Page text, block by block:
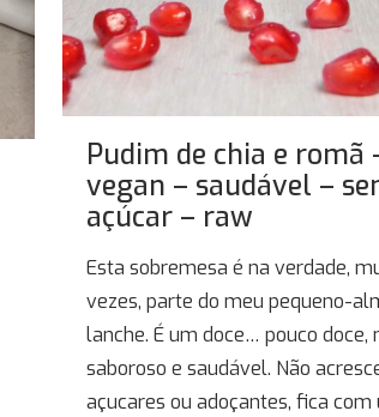
Pudim de chia e romã
vegan – saudável –
açúcar – raw
Esta sobremesa é na verdade,
vezes, parte do meu pequeno-
lanche. É um doce… pouco doce,
saboroso e saudável. Não
açucares ou adoçantes, fica com